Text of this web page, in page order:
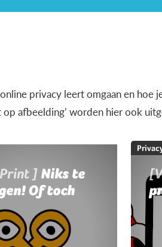
privacy leert omgaan en hoe
op afbeelding’ worden hier ook
] Niks te
Of toch